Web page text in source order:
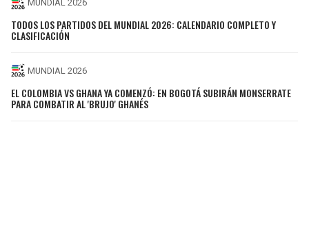
MUNDIAL 2026
TODOS LOS PARTIDOS DEL MUNDIAL 2026: CALENDARIO COMPLETO Y
CLASIFICACIÓN
MUNDIAL 2026
EL COLOMBIA VS GHANA YA COMENZÓ: EN BOGOTÁ SUBIRÁN MONSERRATE
PARA COMBATIR AL 'BRUJO' GHANÉS